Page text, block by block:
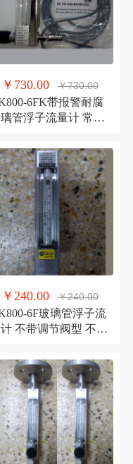
￥730.00 ￥730.00
6FK带报警耐腐
管浮子流量计 常州
￥240.00 ￥240.00
6F玻璃管浮子流
不带调节阀型 不锈